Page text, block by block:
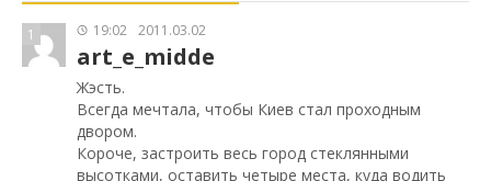
1 19:02 2011.03.02
art_e_midde
Жэсть.
Всегда мечтала, чтобы Киев стал проходным
двором.
Короче, застроить весь город стеклянными
высотками, оставить четыре места, куда водить